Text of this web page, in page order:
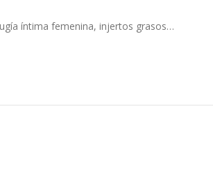
íntima femenina, injertos grasos…